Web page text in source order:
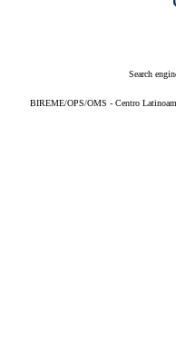
Search
BIREME/OPS/OMS - Centro